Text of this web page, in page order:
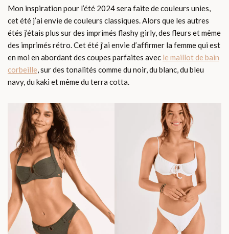
Mon inspiration pour l’été 2024 sera faite de couleurs unies,
cet été j’ai envie de couleurs classiques. Alors que les autres
étés j’étais plus sur des imprimés flashy girly, des fleurs et même
des imprimés rétro. Cet été j’ai envie d’affirmer la femme qui est
en moi en abordant des coupes parfaites avec le maillot de bain
corbeille, sur des tonalités comme du noir, du blanc, du bleu
navy, du kaki et même du terra cotta.